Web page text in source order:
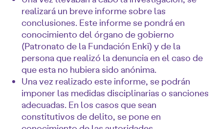
realizará un breve informe sobre las
conclusiones. Este informe se pondrá en
conocimiento del órgano de gobierno
(Patronato de la Fundación Enki) y de la
persona que realizó la denuncia en el caso de
que esta no hubiera sido anónima.
Una vez realizado este informe, se podrán
imponer las medidas disciplinarias o sanciones
adecuadas. En los casos que sean
constitutivos de delito, se pone en